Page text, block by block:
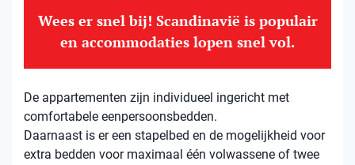
Wees er snel bij! Scandinavië is populair
en accommodaties lopen snel vol.
De appartementen zijn individueel ingericht met
comfortabele eenpersoonsbedden.
Daarnaast is er een stapelbed en de mogelijkheid voor
extra bedden voor maximaal één volwassene of twee